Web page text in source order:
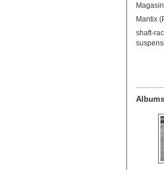
Mantix
shaft-